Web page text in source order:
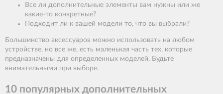
Все ли дополнительные элементы вам нужны или же
какие-то конкретные?
Подходит ли к вашей модели то, что вы выбрали?
Большинство аксессуаров можно использовать на любом
устройстве, но все же, есть маленькая часть тех, которые
предназначены для определенных моделей. Будьте
внимательными при выборе.
10 популярных дополнительных